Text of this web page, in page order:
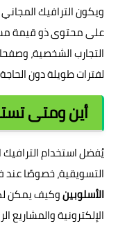
ويكون الترافيك
على محتوى ذو قيمة
التجارب الشخصية،
لفترات طويلة دون
أين ومتى
يُفضل استخدام
التسويقية، خصوصًا
الأسلوبينوكيف يمكن
الإلكترونية والمشاريع